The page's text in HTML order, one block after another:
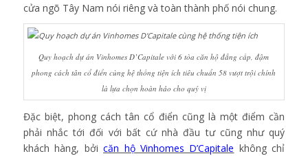
cửa ngõ Tây Nam nói riêng và toàn thành phố nói chung.
Quy hoạch dự án Vinhomes D’Capitale với 6 tòa căn hộ đẳng cấp, đậm
phong cách tân cổ điển cùng hệ thống tiện ích tiêu chuẩn 58 vượt trội chính
là lựa chọn hoàn hảo cho quý vị
Đặc biệt, phong cách tân cổ điển cũng là một điểm cần
phải nhắc tới đối với bất cứ nhà đầu tư cũng như quý
khách hàng, bởicăn hộ Vinhomes D’Capitale không chỉ